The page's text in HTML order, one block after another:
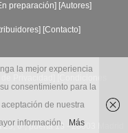
preparación] [Autores]
] [Contacto]
6º, puerta 13 - 28003 Madrid
la mejor experiencia
consentimiento para la
de nuestra
información.
Más